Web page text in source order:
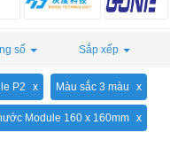
số Sắp xếp
P2 Màu sắc 3 màu
Module 160 x 160mm